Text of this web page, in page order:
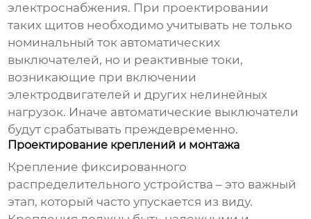
электроснабжения. При проектировании
таких щитов необходимо учитывать не только
номинальный ток автоматических
выключателей, но и реактивные токи,
возникающие при включении
электродвигателей и других нелинейных
нагрузок. Иначе автоматические выключатели
будут срабатывать преждевременно.
Проектирование креплений и монтажа
Крепление фиксированного
распределительного устройства – это важный
этап, который часто упускается из виду.